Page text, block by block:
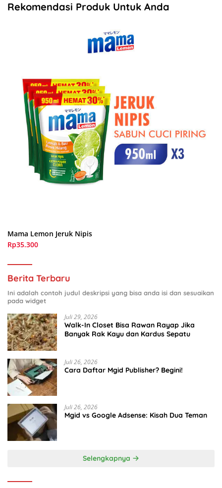
Rekomendasi Produk Untuk Anda
Mama Lemon Jeruk Nipis
Rp35.300
Berita Terbaru
Ini adalah contoh judul deskripsi yang bisa anda isi dan sesuaikan
pada widget
Juli 29, 2026
Walk-In Closet Bisa Rawan Rayap Jika
Banyak Rak Kayu dan Kardus Sepatu
Juli 26, 2026
Cara Daftar Mgid Publisher? Begini!
Juli 26, 2026
Mgid vs Google Adsense: Kisah Dua Teman
Selengkapnya